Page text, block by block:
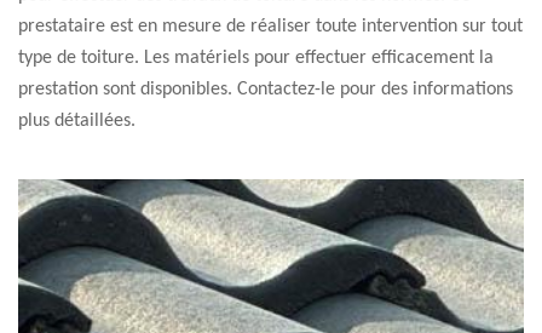
prestataire est en mesure de réaliser toute intervention sur tout
type de toiture. Les matériels pour effectuer efficacement la
prestation sont disponibles. Contactez-le pour des informations
plus détaillées.